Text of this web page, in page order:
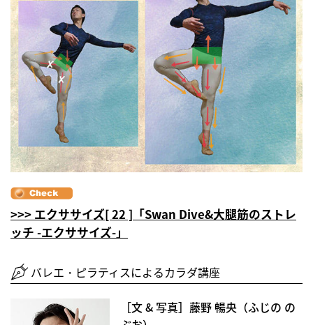
>>> エクササイズ[ 22 ]「Swan Dive&大腿筋のストレ
ッチ -エクササイズ-」
バレエ・ピラティスによるカラダ講座
［文 & 写真］藤野 暢央（ふじの の